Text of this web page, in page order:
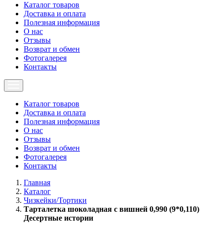
Каталог товаров
Доставка и оплата
Полезная информация
О нас
Отзывы
Возврат и обмен
Фотогалерея
Контакты
Каталог товаров
Доставка и оплата
Полезная информация
О нас
Отзывы
Возврат и обмен
Фотогалерея
Контакты
Главная
Каталог
Чизкейки/Тортики
Тарталетка шоколадная с вишней 0,990 (9*0,110)
Десертные истории